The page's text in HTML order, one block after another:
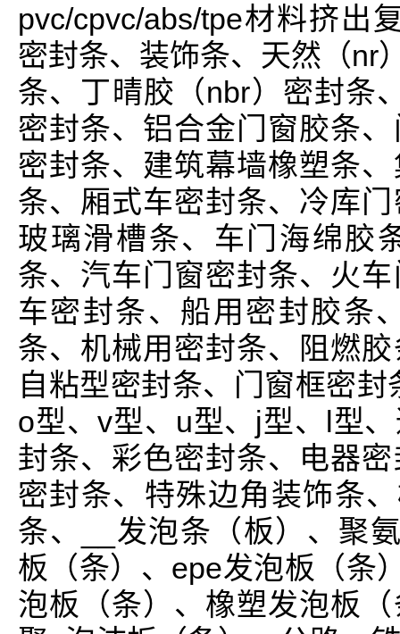
pvc/cpvc/abs/tpe材料挤出
密封条、装饰条、天然（nr
条、丁晴胶（nbr）密封条
密封条、铝合金门窗胶条
密封条、建筑幕墙橡塑条
条、厢式车密封条、冷库
玻璃滑槽条、车门海绵胶
条、汽车门窗密封条、火
车密封条、船用密封胶条
条、机械用密封条、阻燃
自粘型密封条、门窗框密
o型、v型、u型、j型、l型
封条、彩色密封条、电器
密封条、特殊边角装饰条
条、__发泡条（板）、聚
板（条）、epe发泡板（条
泡板（条）、橡塑发泡板